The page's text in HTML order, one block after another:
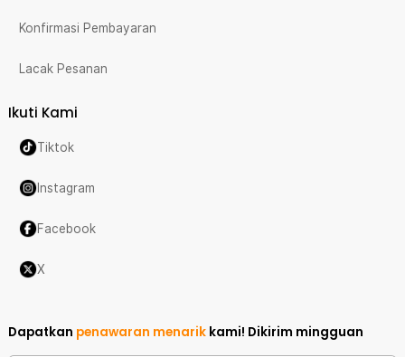
Konfirmasi Pembayaran
Lacak Pesanan
Ikuti Kami
Tiktok
Instagram
Facebook
X
Dapatkan penawaran menarik kami! Dikirim mingguan